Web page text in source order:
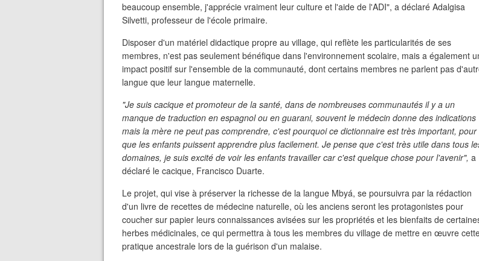
beaucoup ensemble, j'apprécie vraiment leur culture et l'aide de l'ADI", a déclaré Adalgisa
Silvetti, professeur de l'école primaire.
Disposer d'un matériel didactique propre au village, qui reflète les particularités de ses
membres, n'est pas seulement bénéfique dans l'environnement scolaire, mais a également
impact positif sur l'ensemble de la communauté, dont certains membres ne parlent pas
langue que leur langue maternelle.
"Je suis cacique et promoteur de la santé, dans de nombreuses communautés il y a un
manque de traduction en espagnol ou en guarani, souvent le médecin donne des indications
mais la mère ne peut pas comprendre, c'est pourquoi ce dictionnaire est très important, pour
que les enfants puissent apprendre plus facilement. Je pense que c'est très utile dans tous
domaines, je suis excité de voir les enfants travailler car c'est quelque chose pour l'avenir", a
déclaré le cacique, Francisco Duarte.
Le projet, qui vise à préserver la richesse de la langue Mbyá, se poursuivra par la rédaction
d'un livre de recettes de médecine naturelle, où les anciens seront les protagonistes pour
coucher sur papier leurs connaissances avisées sur les propriétés et les bienfaits de
herbes médicinales, ce qui permettra à tous les membres du village de mettre en œuvre
pratique ancestrale lors de la guérison d'un malaise.